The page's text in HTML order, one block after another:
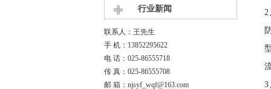
行业新闻
联系人：王先生
手 机：13852295622
电 话：025-86555718
传 真：025-86555708
邮 箱：njsyf_wqf@163.com
2
3